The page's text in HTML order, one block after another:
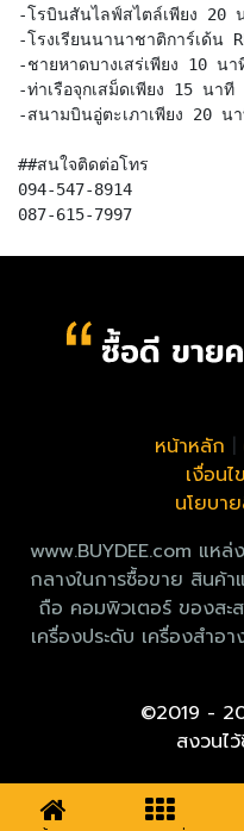
-โรบินสันไลฟ์สไตล์เพียง 20
-โรงเรียนนานาชาติการ์เด้น
-ชายหาดบางเสร่เพียง 10 นา
-ท่าเรือจุกเสม็ดเพียง 15 นาที
-สนามบินอู่ตะเภาเพียง 20 น
##สนใจติดต่อโทร
094-547-8914
หน้าหลัก
เงื่อน
นโยบา
www.BUYDEE.com แห
กลางในการซื้อขาย สินค้
ถือ คอมพิวเตอร์ ของสะ
เครื่องประดับ เครื่องสำ
©2019 -
สงวนไ